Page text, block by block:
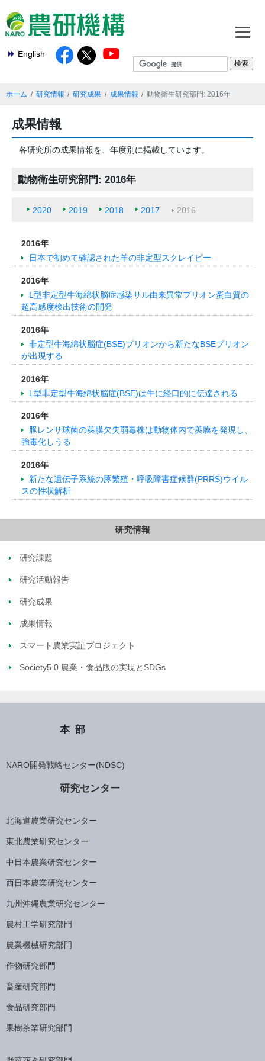
English
ホーム 研究情報 研究成果 成果情報 動物衛生研究部門: 2016年
成果情報
各研究所の成果情報を、年度別に掲載しています。
動物衛生研究部門: 2016年
2020 2019 2018 2017 2016
2016年
日本で初めて確認された羊の非定型スクレイピー
2016年
L型非定型牛海綿状脳症感染サル由来異常プリオン蛋白質の
超高感度検出技術の開発
2016年
非定型牛海綿状脳症(BSE)プリオンから新たなBSEプリオン
が出現する
2016年
L型非定型牛海綿状脳症(BSE)は牛に経口的に伝達される
2016年
豚レンサ球菌の莢膜欠失弱毒株は動物体内で莢膜を発現し、
強毒化しうる
2016年
新たな遺伝子系統の豚繁殖・呼吸障害症候群(PRRS)ウイル
スの性状解析
研究情報
研究課題
研究活動報告
研究成果
成果情報
スマート農業実証プロジェクト
Society5.0 農業・食品版の実現とSDGs
本部
NARO開発戦略センター(NDSC)
研究センター
北海道農業研究センター
東北農業研究センター
中日本農業研究センター
西日本農業研究センター
九州沖縄農業研究センター
農村工学研究部門
農業機械研究部門
作物研究部門
畜産研究部門
食品研究部門
果樹茶業研究部門